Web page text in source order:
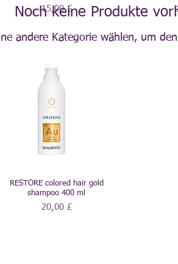
Preis
15,00 £
RESTORE colored hair gold
shampoo 400 ml
Preis
20,00 £
Noch keine Produkte
andere Kategorie wählen, um